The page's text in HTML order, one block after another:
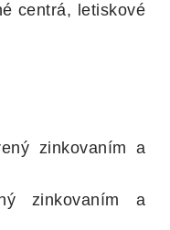
centrá, letiskové
zinkovaním a
zinkovaním a